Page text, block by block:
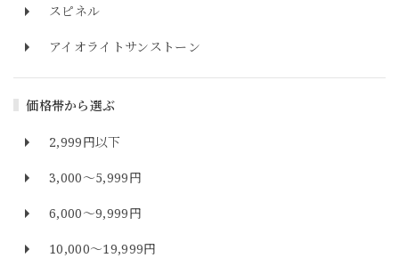
スピネル
アイオライトサンストーン
価格帯から選ぶ
2,999円以下
3,000～5,999円
6,000～9,999円
10,000～19,999円